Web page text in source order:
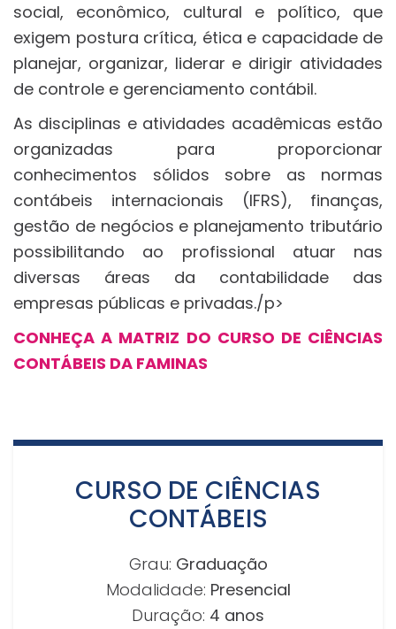
social, econômico, cultural e político, que
exigem postura crítica, ética e capacidade de
planejar, organizar, liderar e dirigir atividades
de controle e gerenciamento contábil.
As disciplinas e atividades acadêmicas estão
organizadas para proporcionar
conhecimentos sólidos sobre as normas
contábeis internacionais (IFRS), finanças,
gestão de negócios e planejamento tributário
possibilitando ao profissional atuar nas
diversas áreas da contabilidade das
empresas públicas e privadas./p>
CONHEÇA A MATRIZ DO CURSO DE CIÊNCIAS
CONTÁBEIS DA FAMINAS
CURSO DE CIÊNCIAS
CONTÁBEIS
Grau: Graduação
Modalidade: Presencial
Duração: 4 anos